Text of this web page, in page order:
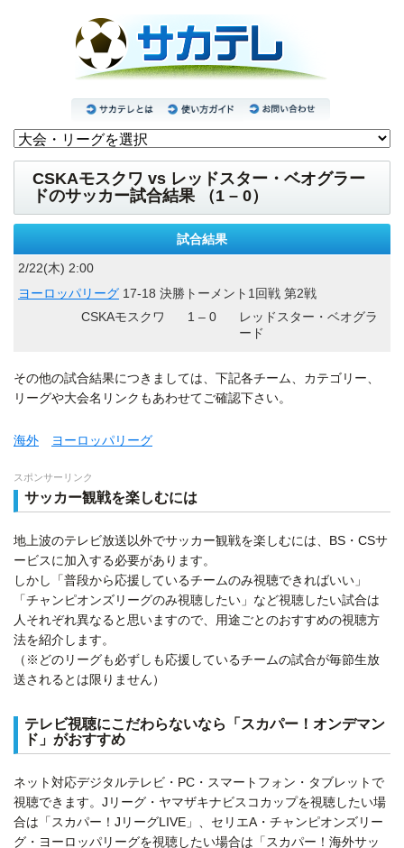
CSKAモスクワ vs レッドスター・ベオグラー
ドのサッカー試合結果 （1 – 0）
試合結果
2/22(木) 2:00
ヨーロッパリーグ 17-18 決勝トーメント1回戦 第2戦
CSKAモスクワ
1 – 0
レッドスター・ベオグラ
ード
その他の試合結果につきましては、下記各チーム、カテゴリー、
リーグや大会名リンクもあわせてご確認下さい。
海外 ヨーロッパリーグ
スポンサーリンク
サッカー観戦を楽しむには
地上波のテレビ放送以外でサッカー観戦を楽しむには、BS・CSサ
ービスに加入する必要があります。
しかし「普段から応援しているチームのみ視聴できればいい」
「チャンピオンズリーグのみ視聴したい」など視聴したい試合は
人それぞれ異なると思いますので、用途ごとのおすすめの視聴方
法を紹介します。
（※どのリーグも必ずしも応援しているチームの試合が毎節生放
送されるとは限りません）
テレビ視聴にこだわらないなら「スカパー！オンデマン
ド」がおすすめ
ネット対応デジタルテレビ・PC・スマートフォン・タブレットで
視聴できます。Jリーグ・ヤマザキナビスコカップを視聴したい場
合は「スカパー！JリーグLIVE」、セリエA・チャンピオンズリー
グ・ヨーロッパリーグを視聴したい場合は「スカパー！海外サッ